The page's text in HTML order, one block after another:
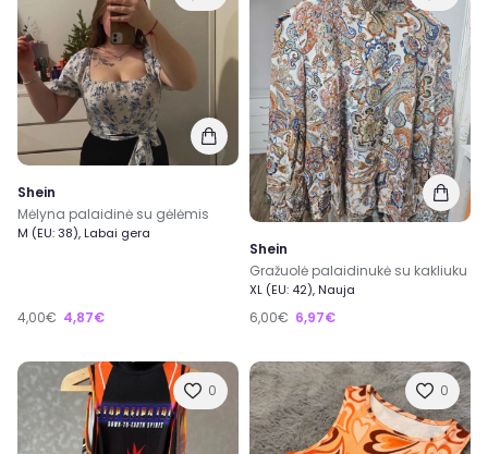
Shein
Mėlyna palaidinė su gėlėmis
M (EU: 38), Labai gera
4,00€ 4,87€
Shein
Gražuolė palaidinukė su kakliuku
XL (EU: 42), Nauja
6,00€ 6,97€
0 0